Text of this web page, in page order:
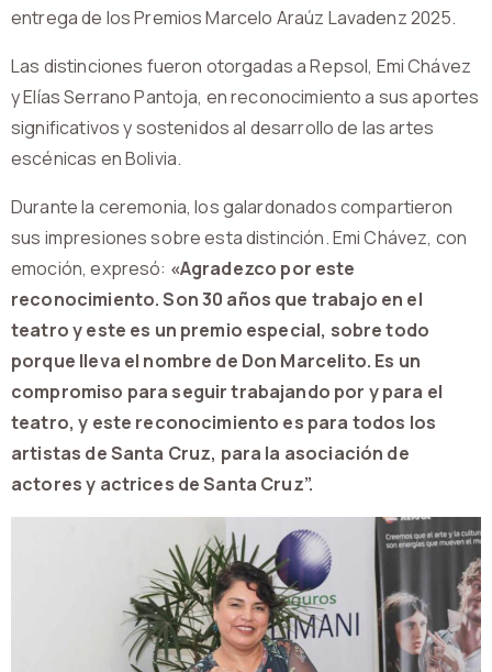
entrega de los Premios Marcelo Araúz Lavadenz 2025.
Las distinciones fueron otorgadas a Repsol, Emi Chávez
y Elías Serrano Pantoja, en reconocimiento a sus aportes
significativos y sostenidos al desarrollo de las artes
escénicas en Bolivia.
Durante la ceremonia, los galardonados compartieron
sus impresiones sobre esta distinción. Emi Chávez, con
emoción, expresó: «Agradezco por este
reconocimiento. Son 30 años que trabajo en el
teatro y este es un premio especial, sobre todo
porque lleva el nombre de Don Marcelito. Es un
compromiso para seguir trabajando por y para el
teatro, y este reconocimiento es para todos los
artistas de Santa Cruz, para la asociación de
actores y actrices de Santa Cruz”.